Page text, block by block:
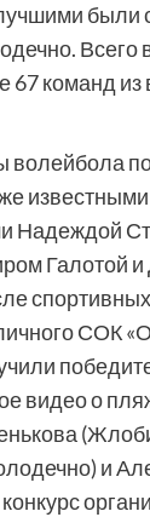
были
Всего
67 команд из
волейбола
Надеждой
Галотой
СОК
видео о
и